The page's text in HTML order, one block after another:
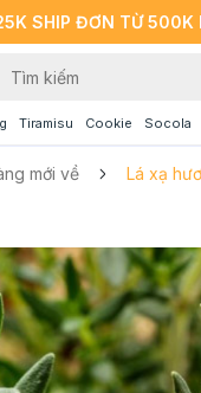
SHIP ĐƠN TỪ 500K
Tiramisu Cookie Socola
mới về
Lá xạ